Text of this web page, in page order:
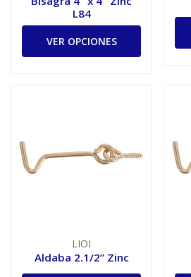
L84
VER OPCIONES
LIOI
Aldaba 2.1/2” Zinc